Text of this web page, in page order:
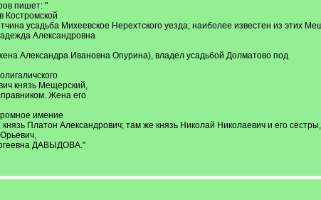
пишет: "
Костромской
усадьба Михеевское Нерехтского уезда; наиболее известен из этих
Александровна
Александра Ивановна Опурина), владел усадьбой Долматово под
князь Мещерский,
Жена его
имение
Платон Александрович; там же князь Николай Николаевич и его
ДАВЫДОВА."